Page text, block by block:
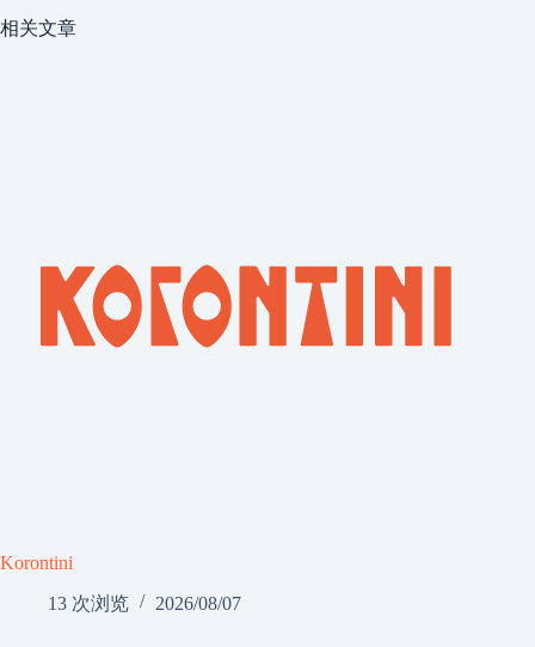
相关文章
Korontini
13 次浏览
2026/08/07